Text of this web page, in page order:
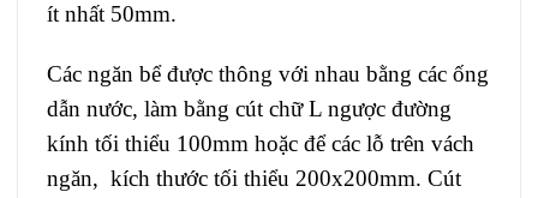
ít nhất 50mm.
Các ngăn bể được thông với nhau bằng các ống
dẫn nước, làm bằng cút chữ L ngược đường
kính tối thiểu 100mm hoặc để các lỗ trên vách
ngăn, kích thước tối thiểu 200x200mm. Cút